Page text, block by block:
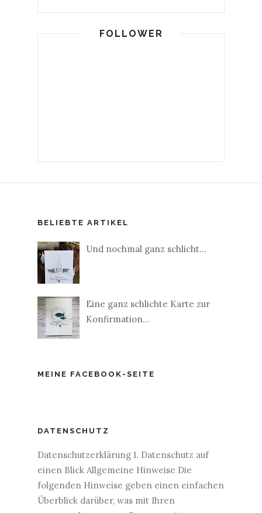
FOLLOWER
BELIEBTE ARTIKEL
Und nochmal ganz schlicht...
Eine ganz schlichte Karte zur
Konfirmation...
MEINE FACEBOOK-SEITE
DATENSCHUTZ
Datenschutzerklärung 1. Datenschutz auf
einen Blick Allgemeine Hinweise Die
folgenden Hinweise geben einen einfachen
Überblick darüber, was mit Ihren